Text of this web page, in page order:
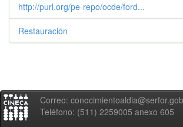
http://purl.org/pe-repo/ocde/ford...
Restauración
Correo:
Teléfono: (511) 2259005 anexo 605